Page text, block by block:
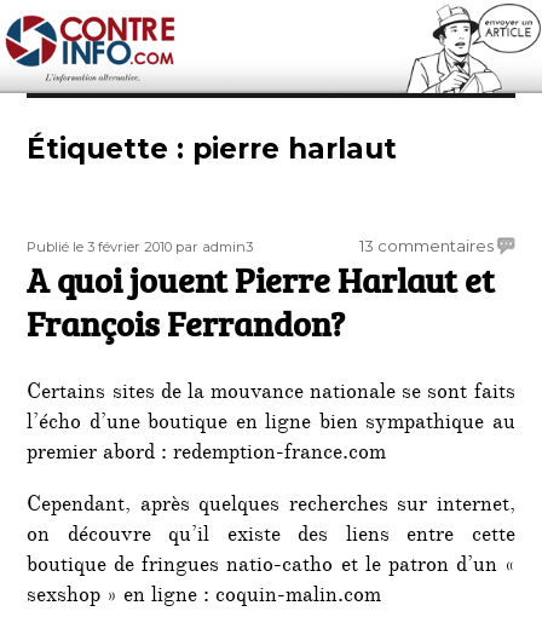
Contre-Info
Étiquette : pierre harlaut
Publié
le
Publié le 3 février 2010 Auteur
par admin3 13 commentairessur
A
quoi
et
A quoi jouent Pierre Harlaut et
François Ferrandon?
Certains sites de la mouvance nationale se sont faits
l’écho d’une boutique en ligne bien sympathique au
premier abord : redemption-france.com
Cependant, après quelques recherches sur internet,
on découvre qu’il existe des liens entre cette
boutique de fringues natio-catho et le patron d’un «
sexshop » en ligne : coquin-malin.com